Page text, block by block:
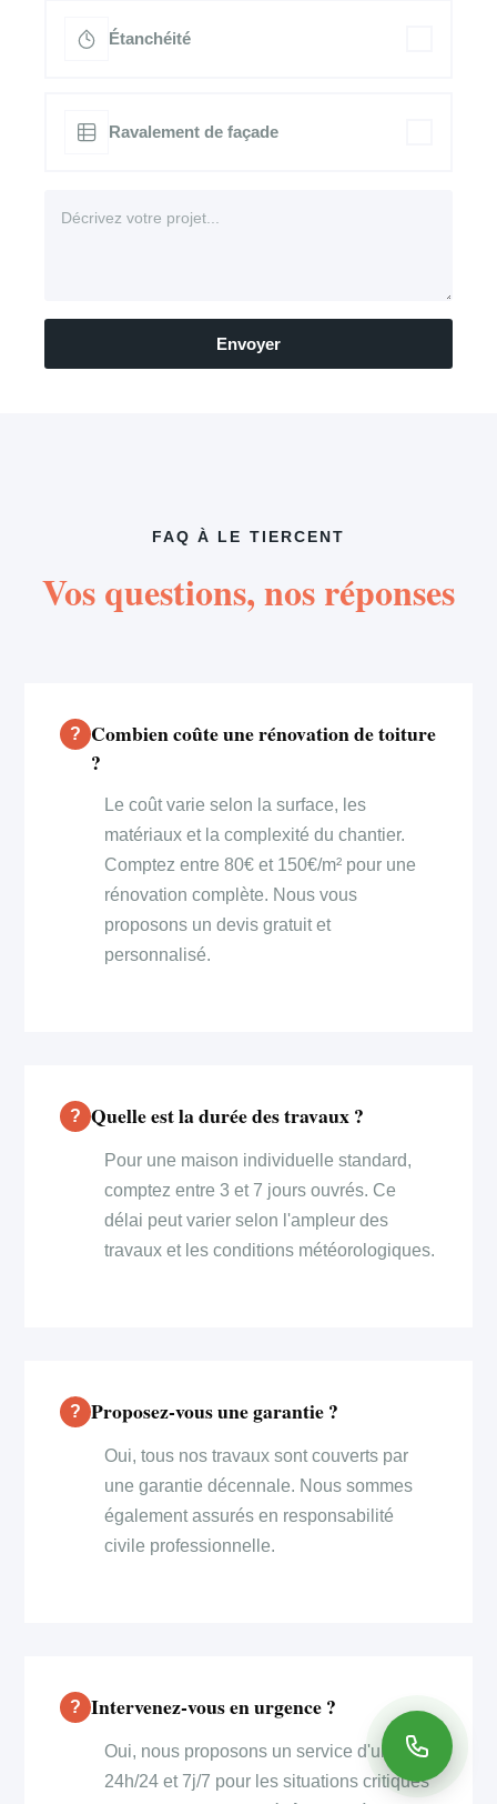
Étanchéité
Ravalement de façade
Envoyer
FAQ À LE TIERCENT
Vos questions, nos réponses
Combien coûte une rénovation de toiture
?
Le coût varie selon la surface, les
matériaux et la complexité du chantier.
Comptez entre 80€ et 150€/m² pour une
rénovation complète. Nous vous
proposons un devis gratuit et
personnalisé.
Quelle est la durée des travaux ?
Pour une maison individuelle standard,
comptez entre 3 et 7 jours ouvrés. Ce
délai peut varier selon l'ampleur des
travaux et les conditions météorologiques.
Proposez-vous une garantie ?
Oui, tous nos travaux sont couverts par
une garantie décennale. Nous sommes
également assurés en responsabilité
civile professionnelle.
Intervenez-vous en urgence ?
Oui, nous proposons un service d'urgence
24h/24 et 7j/7 pour les situations critiques